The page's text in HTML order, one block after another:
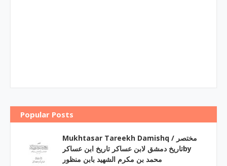
Popular Posts
Mukhtasar Tareekh Damishq ‎/ مختصر
تاریخ دمشق لابن عساکر تاریخ ابن عساکرby
‎محمد بن مکرم الشھید بابن منظور